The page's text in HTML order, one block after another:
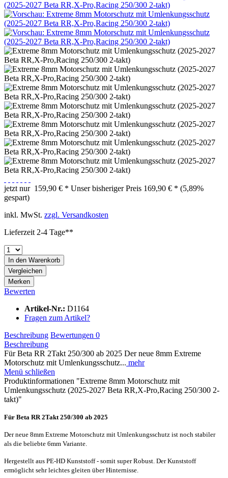
jetzt nur 159,90 € * Unser bisheriger Preis 169,90 € * (5,89%
gespart)
inkl. MwSt. zzgl. Versandkosten
Lieferzeit 2-4 Tage**
In den Warenkorb
Vergleichen
Merken
Bewerten
Artikel-Nr.: D1164
Fragen zum Artikel?
Beschreibung Bewertungen 0
Beschreibung
Für Beta RR 2Takt 250/300 ab 2025 Der neue 8mm Extreme
Motorschutz mit Umlenkungsschutz... mehr
Menü schließen
Produktinformationen "Extreme 8mm Motorschutz mit
Umlenkungsschutz (2025-2027 Beta RR,X-Pro,Racing 250/300 2-
takt)"
Für Beta RR 2Takt 250/300 ab 2025
Der neue 8mm Extreme Motorschutz mit Umlenkungsschutz ist noch stabiler
als die beliebte 6mm Variante.
Hergestellt aus PE-HD Kunststoff - somit super Robust. Der Kunststoff
ermöglicht sehr leichtes gleiten über Hinternisse.